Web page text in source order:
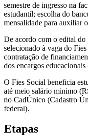
semestre de ingresso na
estudantil; escolha do
mensalidade para auxiliar
De acordo com o edital do
selecionado à vaga do
contratação de
dos encargos educacionais
O Fies Social beneficia
até meio salário mínimo
no CadÚnico (Cadastro
federal).
Etapas